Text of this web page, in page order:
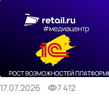
17.07.2026 7 412